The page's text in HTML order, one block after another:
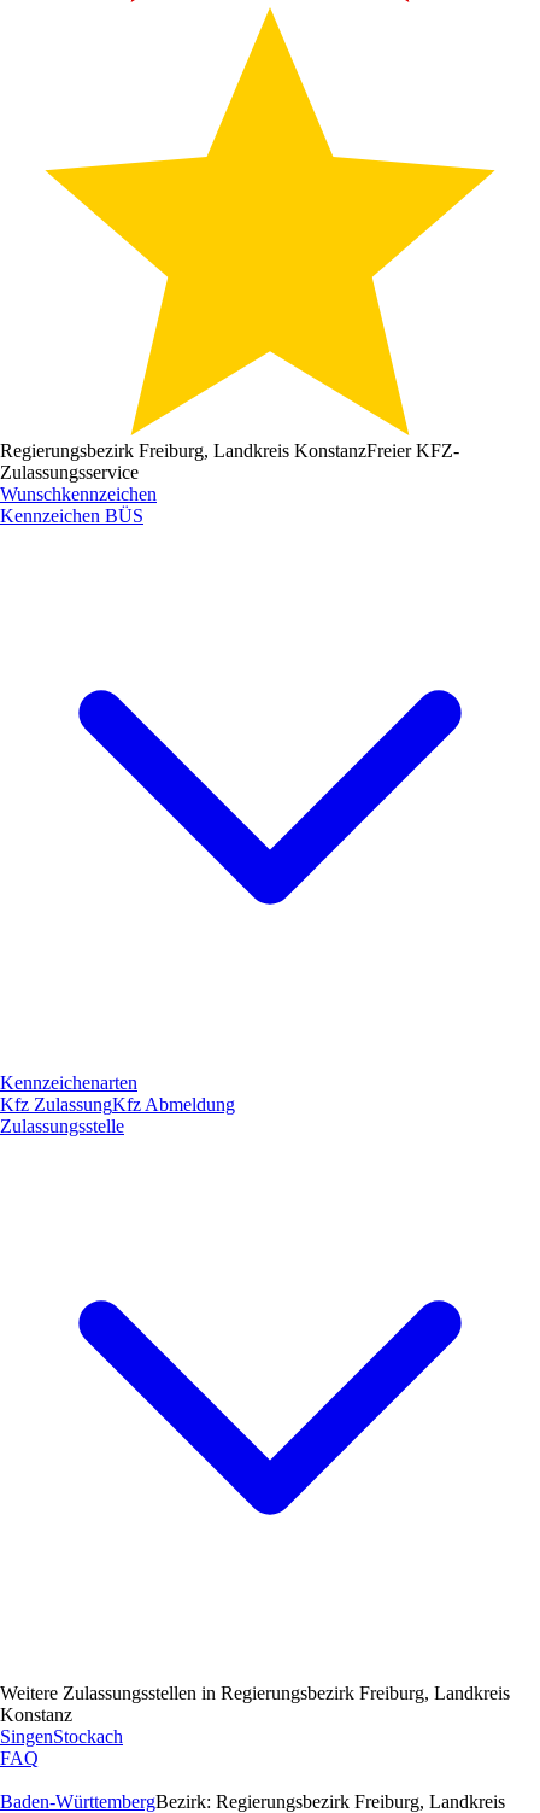
Regierungsbezirk Freiburg, Landkreis KonstanzFreier KFZ-
Zulassungsservice
Wunschkennzeichen
Kennzeichen BÜS
Kennzeichenarten
Kfz ZulassungKfz Abmeldung
Zulassungsstelle
Weitere Zulassungsstellen in Regierungsbezirk Freiburg, Landkreis
Konstanz
SingenStockach
FAQ
Baden-WürttembergBezirk: Regierungsbezirk Freiburg, Landkreis